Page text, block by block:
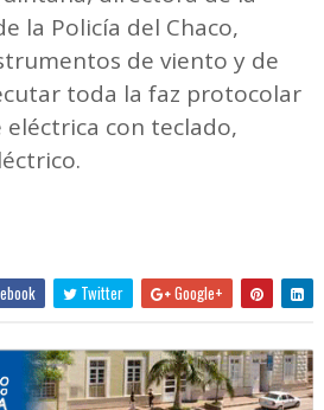
la Policía del Chaco,
de viento y de
toda la faz protocolar
con teclado,
Twitter Google+